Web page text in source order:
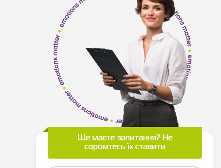
Ще маєте запитання? Не
соромтесь їх ставити